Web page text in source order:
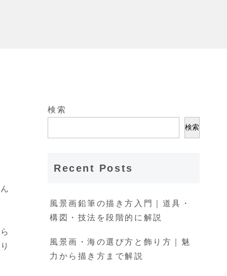
検索
検索
Recent Posts
風景画鉛筆の描き方入門｜道具・
構図・技法を段階的に解説
風景画・海の選び方と飾り方｜魅
力から描き方まで解説